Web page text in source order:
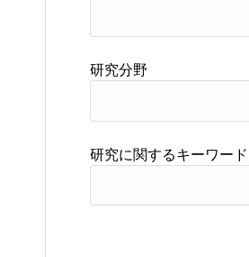
研究分野
研究に関するキーワード